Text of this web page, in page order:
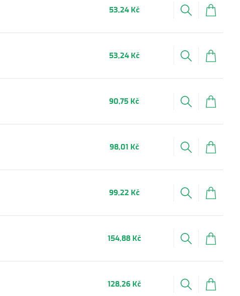
53,24 Kč
53,24 Kč
90,75 Kč
98,01 Kč
99,22 Kč
154,88 Kč
128,26 Kč